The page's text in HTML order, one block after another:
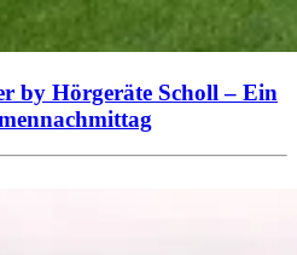
by Hörgeräte Scholl – Ein